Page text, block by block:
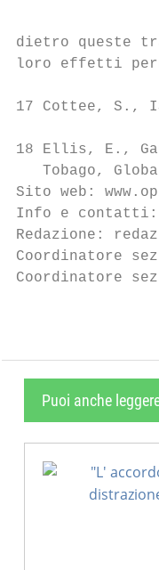
dietro queste
loro effetti
17 Cottee, S.,
18 Ellis, E.,
Tobago,
Sito web:
Info e
Redazione:
Coordinatore
Coordinatore
Puoi anche